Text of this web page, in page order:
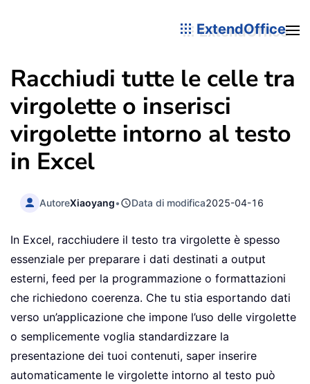
ExtendOffice
Racchiudi tutte le celle tra
virgolette o inserisci
virgolette intorno al testo
in Excel
AutoreXiaoyang• Data di modifica2025-04-16
In Excel, racchiudere il testo tra virgolette è spesso
essenziale per preparare i dati destinati a output
esterni, feed per la programmazione o formattazioni
che richiedono coerenza. Che tu stia esportando dati
verso un’applicazione che impone l’uso delle virgolette
o semplicemente voglia standardizzare la
presentazione dei tuoi contenuti, saper inserire
automaticamente le virgolette intorno al testo può